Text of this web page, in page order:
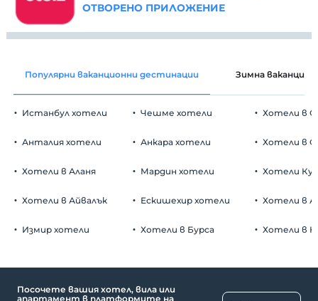
ОТВОРЕНО ПРИЛОЖЕНИЕ
Популярни ваканционни дестинации Зимна ваканция
Истанбул хотели
Анталия хотели
Хотели в Аланя
Хотели в Айвалък
Измир хотели
Чешме хотели
Анкара хотели
Мардин хотели
Ескишехир хотели
Хотели в Бурса
Хотели в
Хотели в
Хотели
Хотели в
Хотели в
Посочете вашия хотел, вила или
апартамент в платформите на